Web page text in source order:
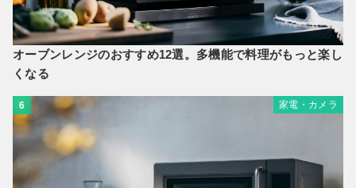
オーブンレンジのおすすめ12選。多機能で料理がもっと楽し
くなる
6 家電・カメラ